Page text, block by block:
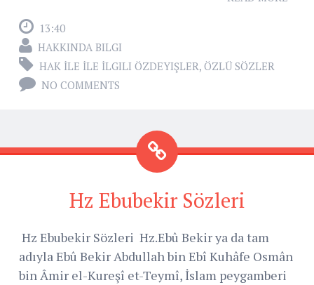
13:40
HAKKINDA BILGI
HAK İLE İLE İLGILI ÖZDEYIŞLER, ÖZLÜ SÖZLER
NO COMMENTS
Hz Ebubekir Sözleri
Hz Ebubekir Sözleri Hz.Ebû Bekir ya da tam
adıyla Ebû Bekir Abdullah bin Ebî Kuhâfe Osmân
bin Âmir el-Kureşî et-Teymî, İslam peygamberi